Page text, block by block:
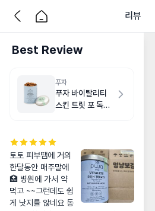
리뷰
Best Review
푸자
푸자 바이탈리티
스킨 트릿 포 독
토토 피부땜에 거의
한달동안 매주말에
🏥 병원에 가서 약
먹고 ~~그런데도 쉽
게 낫지를 않네요 동